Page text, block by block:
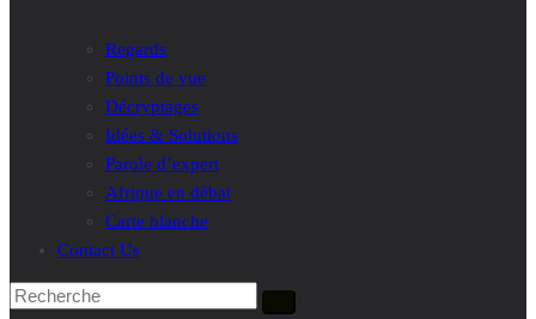
Regards
Points de vue
Décryptages
Idées & Solutions
Parole d’expert
Afrique en débat
Carte blanche
Contact Us